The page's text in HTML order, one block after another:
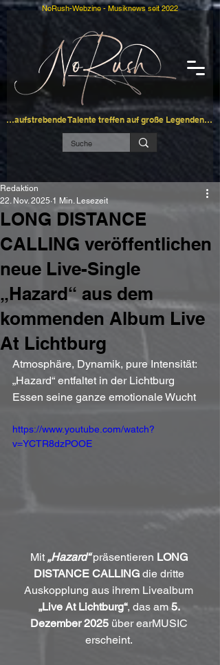
…aufstrebende Talente treffen auf große Legenden…
NoRush-Webzine - Musiknews seit 2022
LONG DISTANCE
CALLING veröffentlichen
neue Live-Single
„Hazard“ aus dem
kommenden Album Live
At Lichtburg
Redaktion
22. Nov. 2025 1 Min. Lesezeit
Atmosphäre, Dynamik, pure Intensität:
„Hazard“ entfaltet in der Lichtburg
Essen seine ganze emotionale Wucht
https://www.youtube.com/watch?
v=YCTR8dzPOOE
Mit „Hazard“ präsentieren LONG
DISTANCE CALLING die dritte
Auskopplung aus ihrem Livealbum
„Live At Lichtburg“, das am 5.
Dezember 2025 über earMUSIC
erscheint.